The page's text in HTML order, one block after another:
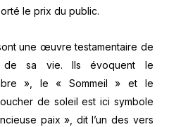
le prix du public.
une œuvre testamentaire de
sa vie. Ils évoquent le
», le « Sommeil » et le
de soleil est ici symbole
paix », dit l’un des vers